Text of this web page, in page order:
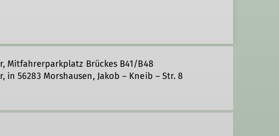
Mitfahrerparkplatz Brückes B41/B48
in 56283 Morshausen, Jakob – Kneib – Str. 8